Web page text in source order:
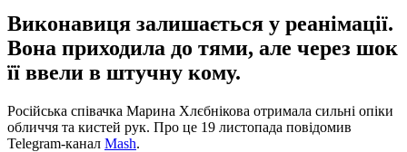
Виконавиця залишається у реанімації.
Вона приходила до тями, але через шок
її ввели в штучну кому.
Російська співачка Марина Хлєбнікова отримала сильні опіки
обличчя та кистей рук. Про це 19 листопада повідомив
Telegram-канал Mash.